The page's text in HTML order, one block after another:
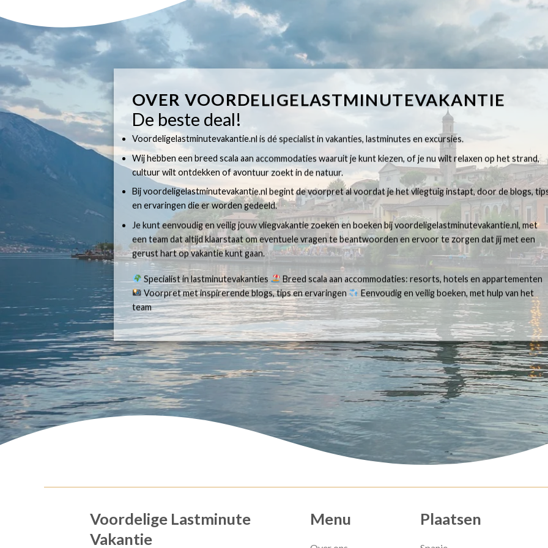
OVER VOORDELIGELASTMINUTEVAKANTIE
De beste deal!
Voordeligelastminutevakantie.nl is dé specialist in vakanties, lastminutes en excursies.
Wij hebben een breed scala aan accommodaties waaruit je kunt kiezen, of je nu wilt relaxen op het strand,
cultuur wilt ontdekken of avontuur zoekt in de natuur.
Bij voordeligelastminutevakantie.nl begint de voorpret al voordat je het vliegtuig instapt, door de blogs,
en ervaringen die er worden gedeeld.
Je kunt eenvoudig en veilig jouw vliegvakantie zoeken en boeken bij voordeligelastminutevakantie.nl, met
een team dat altijd klaarstaat om eventuele vragen te beantwoorden en ervoor te zorgen dat jij met een
gerust hart op vakantie kunt gaan.
Specialist in lastminutevakanties
Breed scala aan accommodaties: resorts, hotels en appartementen
Voorpret met inspirerende blogs, tips en ervaringen
Eenvoudig en veilig boeken, met hulp van het
team
Voordelige Lastminute
Vakantie
Menu Plaatsen